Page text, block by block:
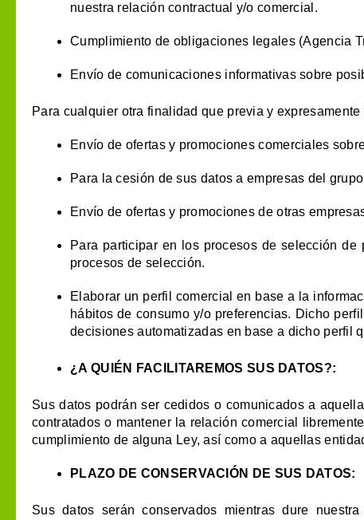
nuestra relación contractual y/o comercial.
Cumplimiento de obligaciones legales (Agencia
Envío de comunicaciones informativas sobre
Para cualquier otra finalidad que previa y
Envío de ofertas y promociones comerciales
Para la cesión de sus datos a empresas del
Envío de ofertas y promociones de otras
Para participar en los procesos de selección
procesos de selección.
Elaborar un perfil comercial en base a la
hábitos de consumo y/o preferencias. Dicho
decisiones automatizadas en base a dicho perfil
¿A QUIÉN FACILITAREMOS SUS DATOS?:
Sus datos podrán ser cedidos o comunicados a
contratados o mantener la relación comercial
cumplimiento de alguna Ley, así como a aquellas
PLAZO DE CONSERVACIÓN DE SUS DATOS:
Sus datos serán conservados mientras dure